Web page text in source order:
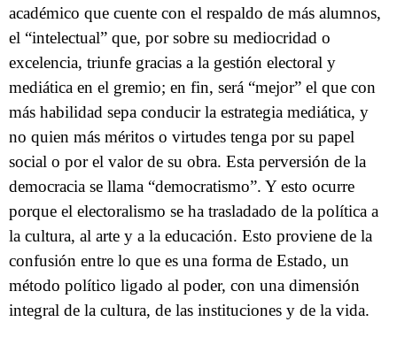
académico que cuente con el respaldo de más alumnos,
el “intelectual” que, por sobre su mediocridad o
excelencia, triunfe gracias a la gestión electoral y
mediática en el gremio; en fin, será “mejor” el que con
más habilidad sepa conducir la estrategia mediática, y
no quien más méritos o virtudes tenga por su papel
social o por el valor de su obra. Esta perversión de la
democracia se llama “democratismo”. Y esto ocurre
porque el electoralismo se ha trasladado de la política a
la cultura, al arte y a la educación. Esto proviene de la
confusión entre lo que es una forma de Estado, un
método político ligado al poder, con una dimensión
integral de la cultura, de las instituciones y de la vida.